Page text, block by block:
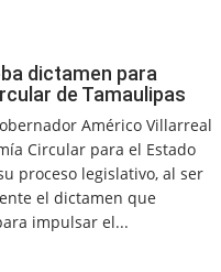
dictamen para
de Tamaulipas
Américo Villarreal
Circular para el Estado
proceso legislativo, al ser
el dictamen que
impulsar el...